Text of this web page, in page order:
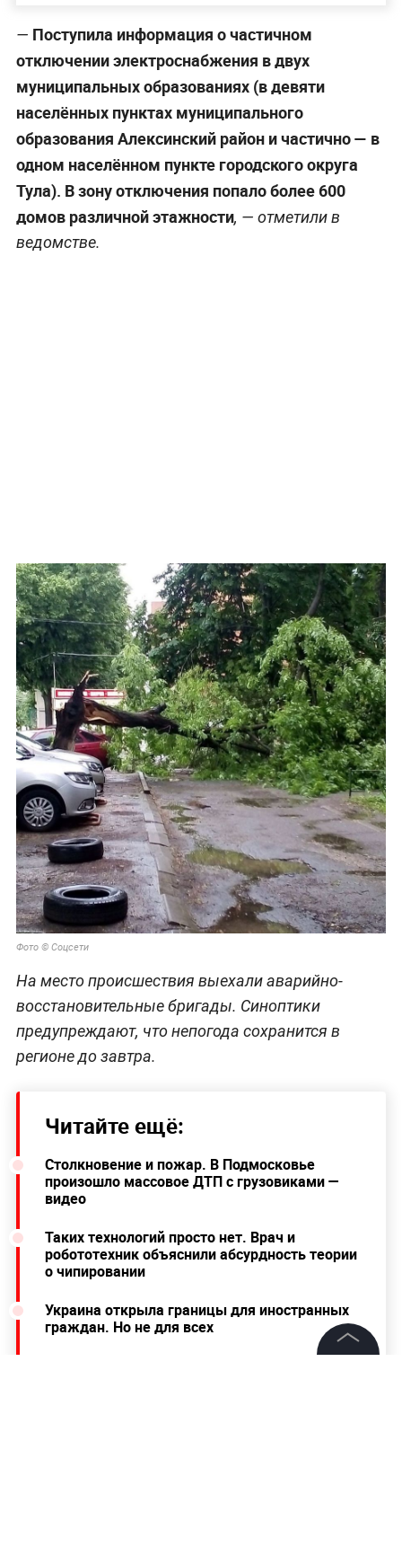
— Поступила информация о частичном
отключении электроснабжения в двух
муниципальных образованиях (в девяти
населённых пунктах муниципального
образования Алексинский район и частично — в
одном населённом пункте городского округа
Тула). В зону отключения попало более 600
домов различной этажности, — отметили в
ведомстве.
Фото © Соцсети
На место происшествия выехали аварийно-
восстановительные бригады. Синоптики
предупреждают, что непогода сохранится в
регионе до завтра.
Читайте ещё:
Столкновение и пожар. В Подмосковье
произошло массовое ДТП с грузовиками —
видео
Таких технологий просто нет. Врач и
робототехник объяснили абсурдность теории
о чипировании
Украина открыла границы для иностранных
граждан. Но не для всех